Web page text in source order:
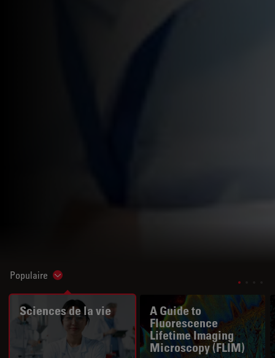
Populaire Show subnavigation
Sciences de la vie
A Guide to
Fluorescence
Lifetime Imaging
Microscopy (FLIM)